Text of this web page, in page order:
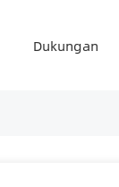
Dukungan